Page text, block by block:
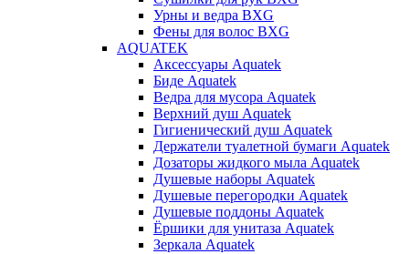
Урны и ведра BXG
Фены для волос BXG
AQUATEK
Аксессуары Aquatek
Биде Aquatek
Ведра для мусора Aquatek
Верхний душ Aquatek
Гигиенический душ Aquatek
Держатели туалетной бумаги Aquatek
Дозаторы жидкого мыла Aquatek
Душевые наборы Aquatek
Душевые перегородки Aquatek
Душевые поддоны Aquatek
Ёршики для унитаза Aquatek
Зеркала Aquatek